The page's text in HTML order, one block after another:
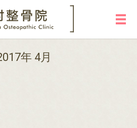
メ
年 4月